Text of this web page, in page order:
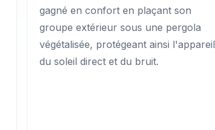
gagné en confort en plaçant son
groupe extérieur sous une pergola
végétalisée, protégeant ainsi l'appareil
du soleil direct et du bruit.